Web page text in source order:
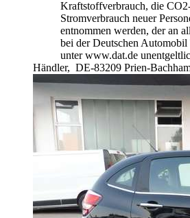
Kraftstoffverbrauch, die
Stromverbrauch neuer
entnommen werden, der an
bei der Deutschen
unter www.dat.de
Händler, DE-83209 Prien-